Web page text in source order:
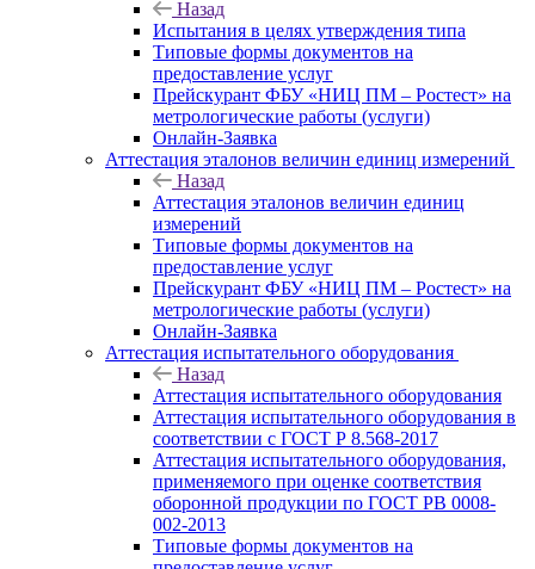
Назад
Испытания в целях утверждения типа
Типовые формы документов на
предоставление услуг
Прейскурант ФБУ «НИЦ ПМ – Ростест» на
метрологические работы (услуги)
Онлайн-Заявка
Аттестация эталонов величин единиц измерений
Назад
Аттестация эталонов величин единиц
измерений
Типовые формы документов на
предоставление услуг
Прейскурант ФБУ «НИЦ ПМ – Ростест» на
метрологические работы (услуги)
Онлайн-Заявка
Аттестация испытательного оборудования
Назад
Аттестация испытательного оборудования
Аттестация испытательного оборудования в
соответствии с ГОСТ Р 8.568-2017
Аттестация испытательного оборудования,
применяемого при оценке соответствия
оборонной продукции по ГОСТ РВ 0008-
002-2013
Типовые формы документов на